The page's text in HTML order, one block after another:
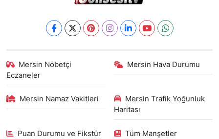
Mersin Nöbetçi
Eczaneler
Mersin Hava Durumu
Mersin Namaz Vakitleri
Mersin Trafik Yoğunluk
Haritası
Puan Durumu ve Fikstür Tüm Manşetler